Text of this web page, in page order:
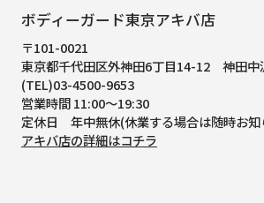
ボディーガード東京アキバ店
〒101-0021
東京都千代田区外神田6丁目14-12 神田中
(TEL)03-4500-9653
営業時間 11:00～19:30
定休日 年中無休(休業する場合は随時お知
アキバ店の詳細はコチラ